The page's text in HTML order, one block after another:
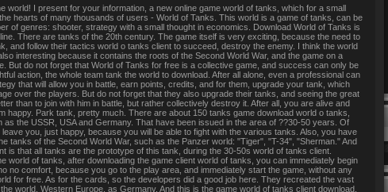
world! I present for your information, a new online game world of tanks, which for a small
hearts of many thousands of users - World of Tanks. This world is a game of tanks, can be
of genres: shooter, strategy with a small thought in economics. Download World of Tanks is
There are tanks of the 20th century. The game itself is very exciting, because the need to
and follow their tactics world o tanks client to succeed, destroy the enemy. I think the world
interesting because it contains the roots of the Second World War, and the game on a
But do not forget that World of Tanks for free is a collective game, and success can only be
action, the whole team tank the world to download. After all alone, even a professional can
that will allow you in battle, earn points, credits, and for them, upgrade your tank, which
over the players. But do not forget that they also upgrade their tanks, and seeing the great
than to join with him in battle, but rather collectively destroy it. After all, you are alive and
happy. Park tank, pretty much. There are about 150 tanks game download world o tanks,
as the USSR, USA and Germany. That have been issued in the area of ??30-50 years. Of
you, just happy, because you will be able to fight with the various tanks. Also, you have
tanks of the Second World War, such as the Panzer world: "Tiger", "T-34", "Sherman." And
is that all tanks are the prototype of this tank, during the 30-50s world of tanks client.
world of tanks, after downloading the game client world of tanks, you can immediately begin
no comfort, because you go to the play area, and immediately start the game, without any
for free. As for the cards, so the developers did a good job here. They recreated the vast
world, Western Europe, as Germany. And this is the game world of tanks client download,